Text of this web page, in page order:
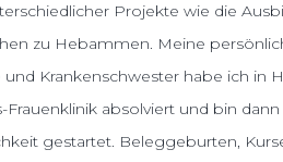
Projekte wie die
zu Hebammen. Meine
Krankenschwester habe ich in
Frauenklinik absolviert und bin
gestartet. Beleggeburten,